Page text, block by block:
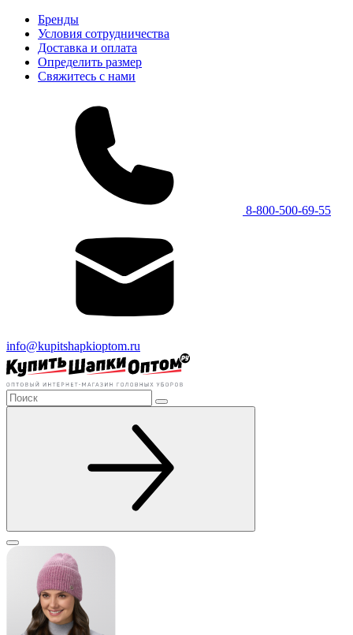
Бренды
Условия сотрудничества
Доставка и оплата
Определить размер
Свяжитесь с нами
8-800-500-69-55
info@kupitshapkioptom.ru